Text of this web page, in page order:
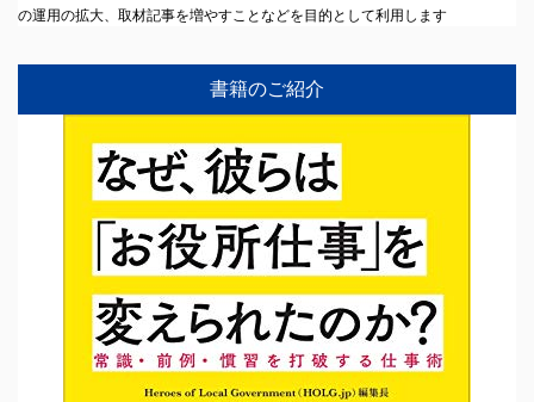
の運用の拡大、取材記事を増やすことなどを目的として利用します
書籍のご紹介